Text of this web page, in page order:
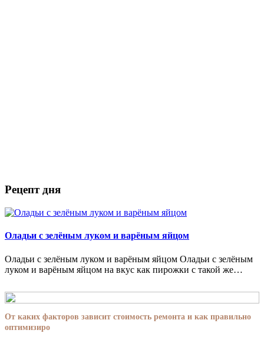
Рецепт дня
Оладьи с зелёным луком и варёным яйцом
Оладьи с зелёным луком и варёным яйцом Оладьи с зелёным
луком и варёным яйцом на вкус как пирожки с такой же…
От каких факторов зависит стоимость ремонта и как правильно
оптимизиро